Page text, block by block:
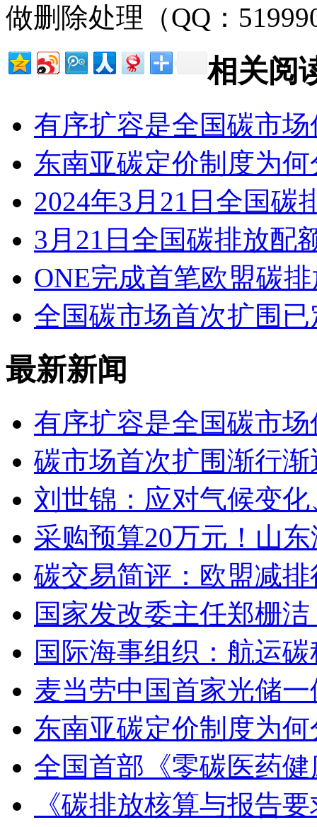
做删除处理（QQ：
相关阅
有序扩容是全国碳市
东南亚碳定价制度为
2024年3月21日全国碳
3月21日全国碳排放配
ONE完成首笔欧盟碳
全国碳市场首次扩围已
最新新闻
有序扩容是全国碳市
碳市场首次扩围渐行渐
刘世锦：应对气候变
采购预算20万元！山
碳交易简评：欧盟减
国家发改委主任郑栅
国际海事组织：航运
麦当劳中国首家光储
东南亚碳定价制度为
全国首部《零碳医药
《碳排放核算与报告